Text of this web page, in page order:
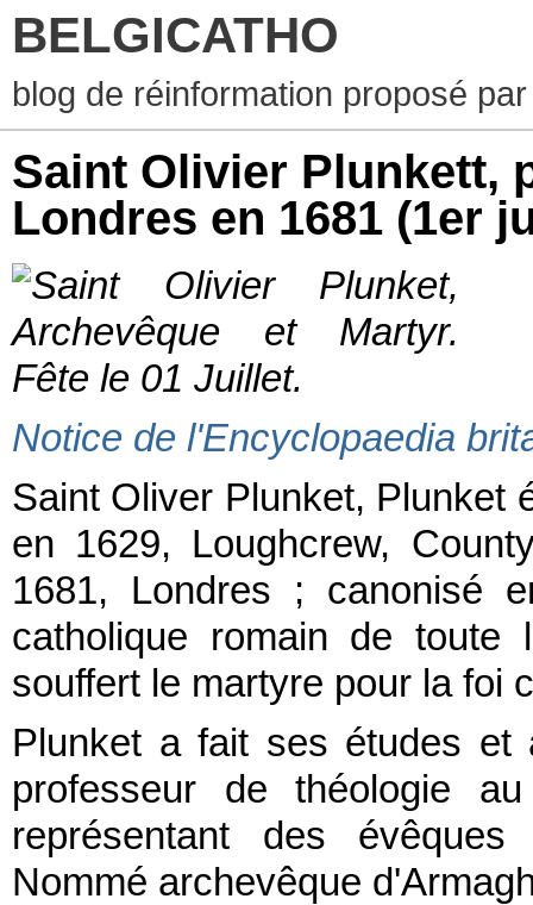
BELGICATHO
blog de réinformation proposé
Saint Olivier Plunkett,
Londres en 1681 (1er
Notice de l'Encyclopaedia
Saint Oliver Plunket, Plunket
en 1629, Loughcrew,
1681, Londres ; canonisé
catholique romain de toute
souffert le martyre pour la foi
Plunket a fait ses études
professeur de théologie
représentant des
Nommé archevêque